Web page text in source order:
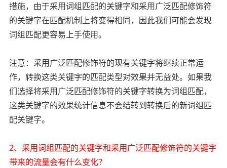
措施，由于采用词组匹配的关键字和采用广泛匹配修饰符
的关键字在匹配机制上将变得相同，因此我们可能会发现
词组匹配更容易上手使用。
注意：采用广泛匹配修饰符的现有关键字将继续正常运
作，转换这类关键字的匹配类型对效果并无益处。如果我
们选择将采用广泛匹配修饰符的关键字转换为词组匹配，
这类关键字的效果统计信息不会结转到转换后的新词组匹
配关键字。
2、采用词组匹配的关键字和采用广泛匹配修饰符的关键字
带来的流量会有什么变化？